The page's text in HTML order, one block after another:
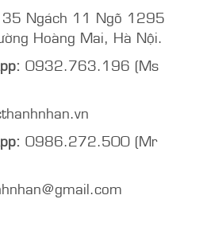
35 Ngách 11 Ngõ 1295
Hoàng Mai, Hà Nội.
0932.763.196 (Ms
: 0986.272.500 (Mr